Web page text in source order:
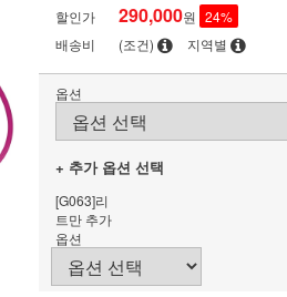
할인가
290,000원 24%
배송비
(조건) 지역별
옵션
+ 추가 옵션 선택
[G063]리
트만 추가
옵션